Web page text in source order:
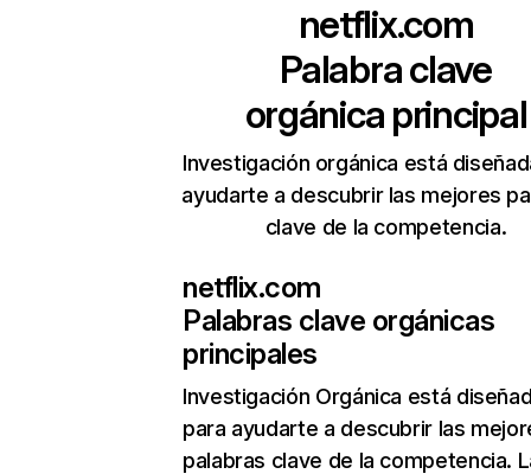
netflix.com
Palabra clave
orgánica principal
Investigación orgánica está
ayudarte a descubrir las mejores
clave de la competencia.
netflix.com
Palabras clave orgánicas
principales
Investigación Orgánica está
para ayudarte a descubrir las
palabras clave de la competencia.